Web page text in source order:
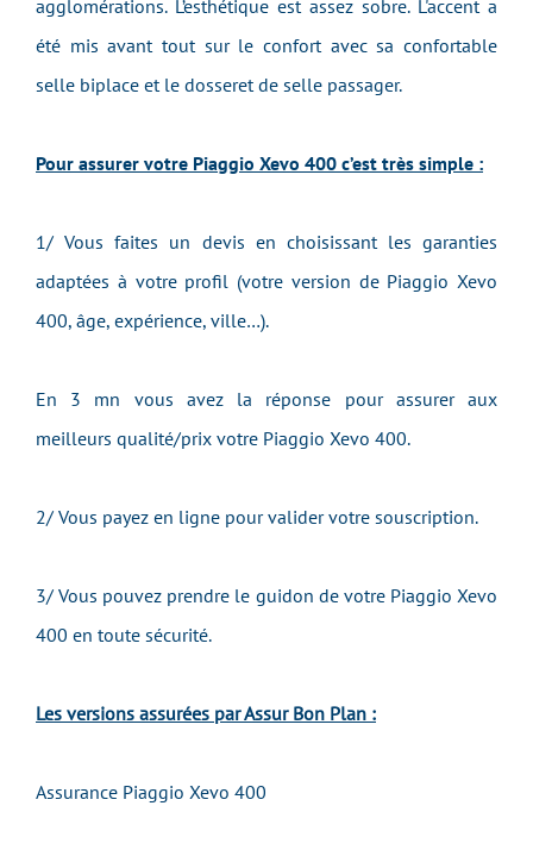
agglomérations. L’esthétique est assez sobre. L'accent a
été mis avant tout sur le confort avec sa confortable
selle biplace et le dosseret de selle passager.
Pour assurer votre Piaggio Xevo 400 c’est très simple :
1/ Vous faites un devis en choisissant les garanties
adaptées à votre profil (votre version de Piaggio Xevo
400, âge, expérience, ville…).
En 3 mn vous avez la réponse pour assurer aux
meilleurs qualité/prix votre Piaggio Xevo 400.
2/ Vous payez en ligne pour valider votre souscription.
3/ Vous pouvez prendre le guidon de votre Piaggio Xevo
400 en toute sécurité.
Les versions assurées par Assur Bon Plan :
Assurance Piaggio Xevo 400